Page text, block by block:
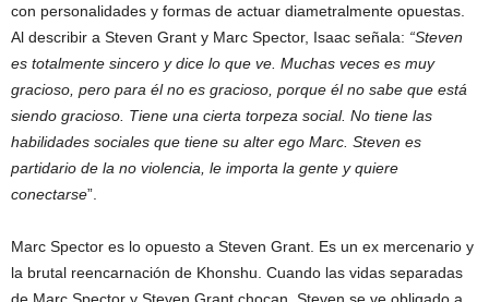
con personalidades y formas de actuar diametralmente opuestas.
Al describir a Steven Grant y Marc Spector, Isaac señala: “Steven
es totalmente sincero y dice lo que ve. Muchas veces es muy
gracioso, pero para él no es gracioso, porque él no sabe que está
siendo gracioso. Tiene una cierta torpeza social. No tiene las
habilidades sociales que tiene su alter ego Marc. Steven es
partidario de la no violencia, le importa la gente y quiere
conectarse”.
Marc Spector es lo opuesto a Steven Grant. Es un ex mercenario y
la brutal reencarnación de Khonshu. Cuando las vidas separadas